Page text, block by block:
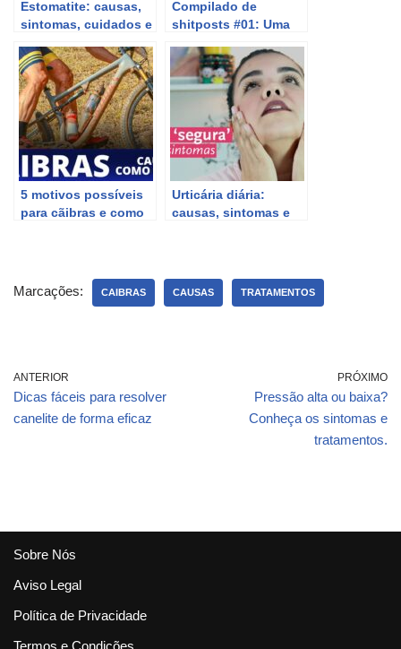
Estomatite: causas,
sintomas, cuidados e
Compilado de
shitposts #01: Uma
de cãibras.
5 motivos possíveis
para cãibras e como
Urticária diária:
causas, sintomas e
Marcações: CAIBRAS CAUSAS TRATAMENTOS
ANTERIOR
Dicas fáceis para resolver
canelite de forma eficaz
PRÓXIMO
Pressão alta ou baixa?
Conheça os sintomas e
tratamentos.
Sobre Nós
Aviso Legal
Política de Privacidade
Termos e Condições